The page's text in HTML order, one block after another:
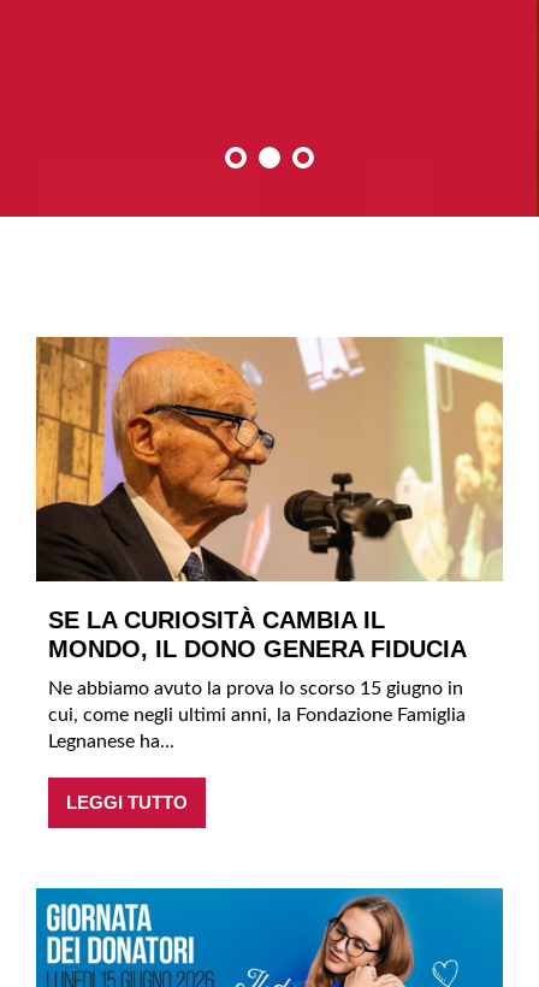
SE LA CURIOSITÀ CAMBIA IL
MONDO, IL DONO GENERA FIDUCIA
Ne abbiamo avuto la prova lo scorso 15 giugno in
cui, come negli ultimi anni, la Fondazione Famiglia
Legnanese ha...
LEGGI TUTTO